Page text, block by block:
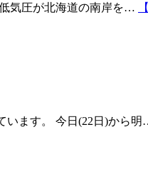
気圧が北海道の南岸を…
います。 今日(22日)から